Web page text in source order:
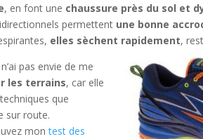
, en font une chaussure près du sol et
permettent une bonne
elles sèchent rapidement,
pas envie de me
les terrains, car elle
que
sur route.
montest des